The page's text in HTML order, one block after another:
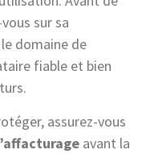
sur sa
domaine de
fiable et bien
assurez-vous
avant la